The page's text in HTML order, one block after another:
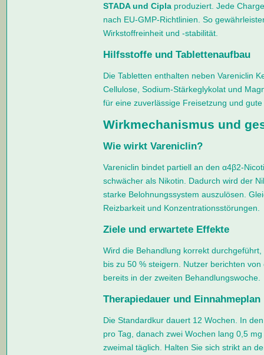
STADA und Ciplaproduziert. Jede
nach EU-GMP-Richtlinien. So
Wirkstoffreinheit und -stabilität.
Hilfsstoffe und Tablettenaufbau
Die Tabletten enthalten neben Vareniclin
Cellulose, Sodium-Stärkeglykolat und
für eine zuverlässige Freisetzung und
Wirkmechanismus und
Wie wirkt Vareniclin?
Vareniclin bindet partiell an den α4β2-
schwächer als Nikotin. Dadurch wird der
starke Belohnungssystem auszulösen.
Reizbarkeit und Konzentrationsstörungen.
Ziele und erwartete Effekte
Wird die Behandlung korrekt
bis zu 50 % steigern. Nutzer berichten
bereits in der zweiten Behandlungswoche.
Therapiedauer und Einnahmeplan
Die Standardkur dauert 12 Wochen. In
pro Tag, danach zwei Wochen lang 0,5
zweimal täglich. Halten Sie sich strikt an